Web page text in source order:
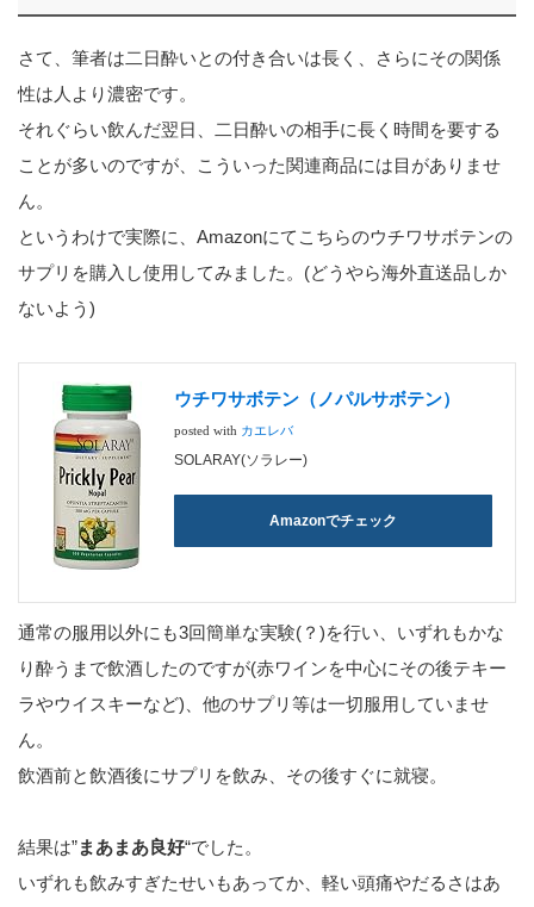
さて、筆者は二日酔いとの付き合いは長く、さらにその関係
性は人より濃密です。
それぐらい飲んだ翌日、二日酔いの相手に長く時間を要する
ことが多いのですが、こういった関連商品には目がありませ
ん。
というわけで実際に、Amazonにてこちらのウチワサボテンの
サプリを購入し使用してみました。(どうやら海外直送品しか
ないよう)
ウチワサボテン（ノパルサボテン）
posted with カエレバ
SOLARAY(ソラレー)
Amazonでチェック
通常の服用以外にも3回簡単な実験(？)を行い、いずれもかな
り酔うまで飲酒したのですが(赤ワインを中心にその後テキー
ラやウイスキーなど)、他のサプリ等は一切服用していませ
ん。
飲酒前と飲酒後にサプリを飲み、その後すぐに就寝。
結果は”まあまあ良好“でした。
いずれも飲みすぎたせいもあってか、軽い頭痛やだるさはあ